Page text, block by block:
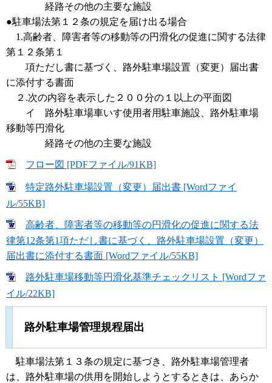
経路その他の主要な施設
●駐車場法第１２条の規定を届け出る場合
1.高齢者、障害者等の移動等の円滑化の促進に関する法律
第１２条第１
項ただし書に基づく、路外駐車場設置（変更）届出書
に添付する書面
２.次の内容を表示した２００分の１以上の平面図
イ 路外駐車場車いす使用者用駐車施設、路外駐車場
移動等円滑化
経路その他の主要な施設
フロー図 [PDFファイル/91KB]
特定路外駐車場設置（変更）届出書 [Wordファイ
ル/55KB]
高齢者、障害者等の移動等の円滑化の促進に関する法
律第12条第1項ただし書に基づく、路外駐車場設置（変更）
届出書に添付する書面 [Wordファイル/55KB]
路外駐車場移動等円滑化基準チェックリスト [Wordファ
イル/22KB]
路外駐車場管理規程届出
駐車場法第１３条の規定に基づき、路外駐車場管理者
は、路外駐車場の供用を開始しようとするときは、あらか